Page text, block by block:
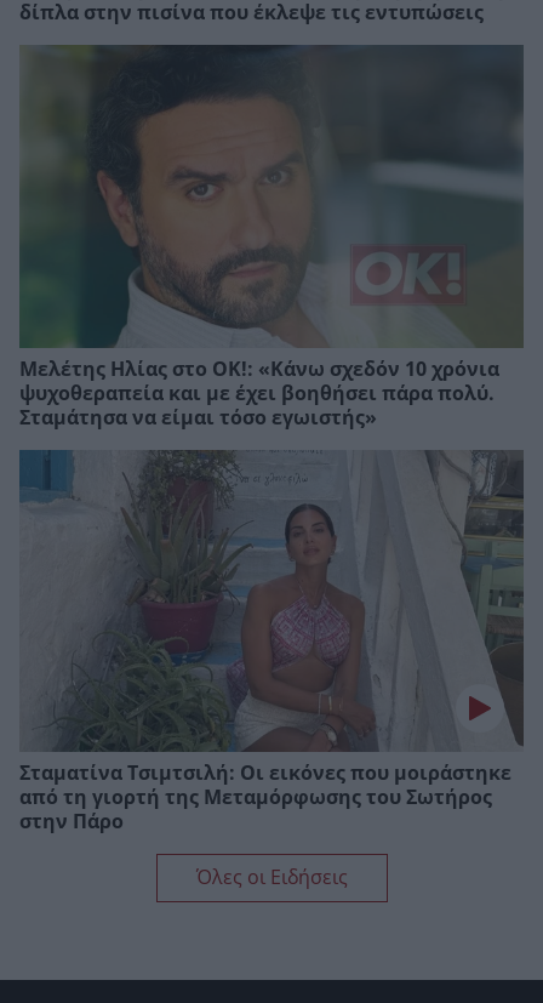
δίπλα στην πισίνα που έκλεψε τις εντυπώσεις
Μελέτης Ηλίας στο ΟΚ!: «Κάνω σχεδόν 10 χρόνια
ψυχοθεραπεία και με έχει βοηθήσει πάρα πολύ.
Σταμάτησα να είμαι τόσο εγωιστής»
Σταματίνα Τσιμτσιλή: Οι εικόνες που μοιράστηκε
από τη γιορτή της Μεταμόρφωσης του Σωτήρος
στην Πάρο
Όλες οι Ειδήσεις